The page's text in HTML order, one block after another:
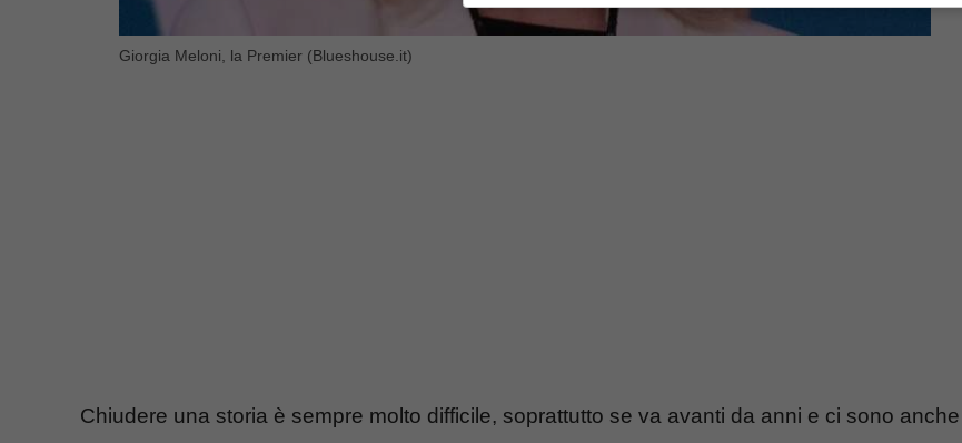
Giorgia Meloni, la Premier (Blueshouse.it)
Chiudere una storia è sempre molto difficile, soprattutto se va avanti da anni e ci sono anche